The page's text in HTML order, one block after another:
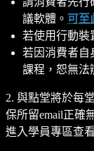
議軟體。 可至
若使用行動裝
若因消費者自
課程，恕無法
2. 與點堂將於每
保所留email正確
進入學員專區查